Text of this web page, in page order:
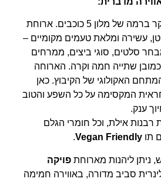
ועוד הפתעה: ארוחת בוקר ברמה של מלון 5 כוכבים. ארוחת
עשירה ומלאת טעמים מקומיים –
סלטים, סוגי ביצים, ממרחים
שתייה חמה וקרה. הארוחה
האקולוגי של הקיבוץ. כאן
המקסימה על כל השפע והטוב
ענק.
אילת, וכל חומרי הגלם
Vegan Friendly
.
ליהנות מארוחתפויקה
סביב מדורה, באווירה חמימה